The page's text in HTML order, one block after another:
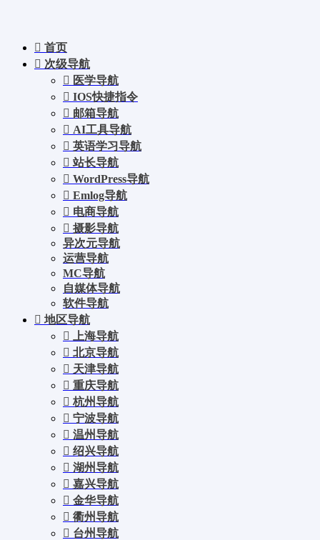
首页
次级导航
医学导航
IOS快捷指令
邮箱导航
AI工具导航
英语学习导航
站长导航
WordPress导航
Emlog导航
电商导航
摄影导航
异次元导航
运营导航
MC导航
自媒体导航
软件导航
地区导航
上海导航
北京导航
天津导航
重庆导航
杭州导航
宁波导航
温州导航
绍兴导航
湖州导航
嘉兴导航
金华导航
衢州导航
台州导航